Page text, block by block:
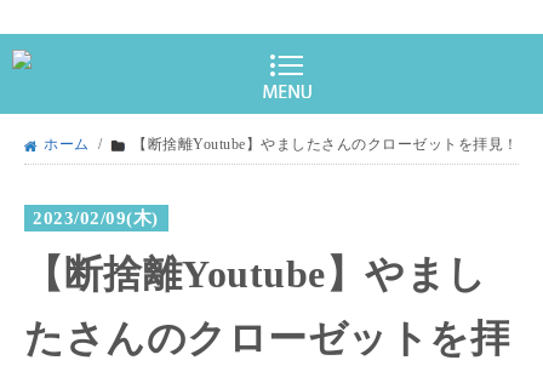
ホーム / 【断捨離Youtube】やましたさんのクローゼットを拝見！
2023/02/09(木)
【断捨離Youtube】やまし
たさんのクローゼットを拝